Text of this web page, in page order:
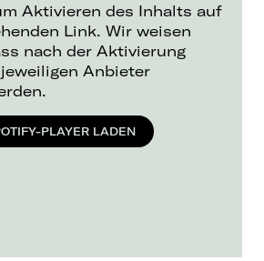
Aktivieren des Inhalts auf
Link. Wir weisen
nach der Aktivierung
Anbieter
PLAYER LADEN